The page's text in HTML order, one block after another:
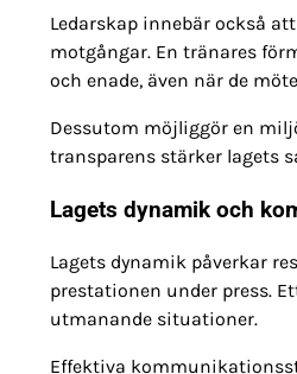
Ledarskap innebär också
motgångar. En tränares
och enade, även när de
Dessutom möjliggör en
transparens stärker lagets
Lagets dynamik och
Lagets dynamik påverkar
prestationen under press.
utmanande situationer.
Effektiva